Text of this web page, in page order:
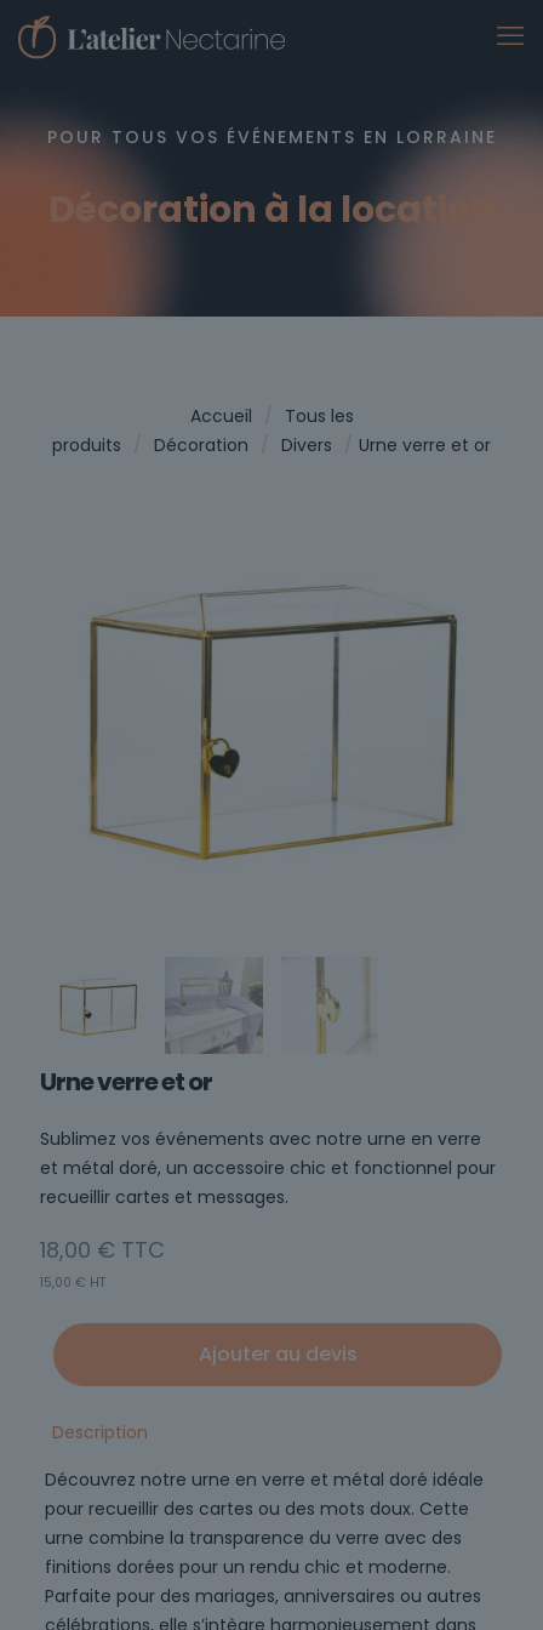
POUR TOUS VOS ÉVÉNEMENTS EN LORRAINE
Décoration à la location
Accueil
Tous les
produits
Décoration Divers Urne verre et or
Urne verre et or
Sublimez vos événements avec notre urne en verre
et métal doré, un accessoire chic et fonctionnel pour
recueillir cartes et messages.
18,00 €
15,00 € HT
Ajouter au devis
Description
Découvrez notre urne en verre et métal doré idéale
pour recueillir des cartes ou des mots doux. Cette
urne combine la transparence du verre avec des
finitions dorées pour un rendu chic et moderne.
Parfaite pour des mariages, anniversaires ou autres
célébrations, elle s’intègre harmonieusement dans